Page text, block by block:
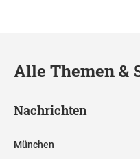
Alle Themen &
Nachrichten
München